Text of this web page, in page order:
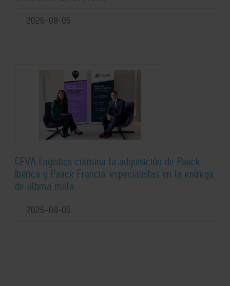
2026-08-06
CEVA Logistics culmina la adquisición de Paack
Ibérica y Paack Francia, especialistas en la entrega
de última milla
2026-08-05